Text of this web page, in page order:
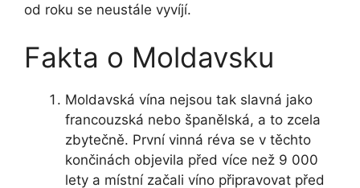
od roku se neustále vyvíjí.
Fakta o Moldavsku
Moldavská vína nejsou tak slavná jako
francouzská nebo španělská, a to zcela
zbytečně. První vinná réva se v těchto
končinách objevila před více než 9 000
lety a místní začali víno připravovat před